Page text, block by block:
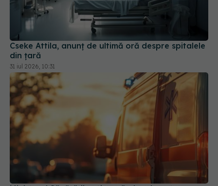
Cseke Attila, anunț de ultimă oră despre spitalele
din țară
31 iul 2026, 10:31
Ministerul Sănătății activează planul pentru
caniculă. Măsuri speciale în spitale și recomandări
pentru populație